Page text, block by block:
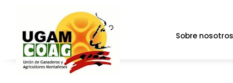
Sobre nosotros